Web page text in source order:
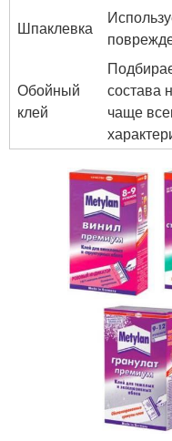
Шпаклевка
Обойный
клей
состава
чаще